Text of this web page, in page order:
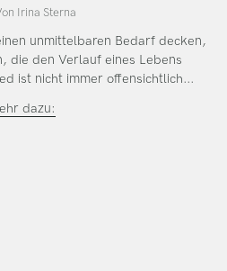
Irina Sterna
unmittelbaren Bedarf decken,
die den Verlauf eines Lebens
ist nicht immer offensichtlich...
dazu: